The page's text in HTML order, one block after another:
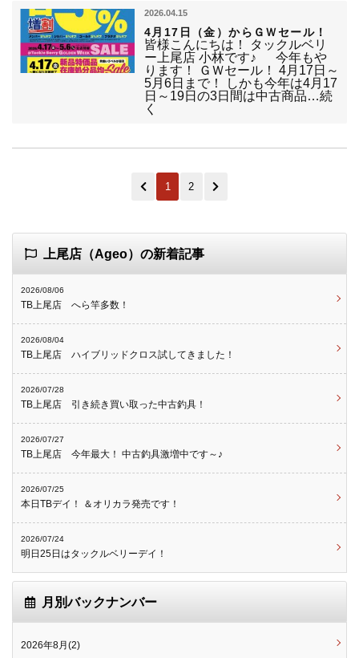
2026.04.15
4月17日（金）からＧＷセール！
皆様こんにちは！ タックルベリ
ー上尾店 小林です♪ 今年もや
ります！ ＧＷセール！ 4月17日～
5月6日まで！ しかも今年は4月17
日～19日の3日間は中古商品…続
く
1 2
上尾店（Ageo）の新着記事
2026/08/06
TB上尾店 へら竿多数！
2026/08/04
TB上尾店 ハイブリッドクロス試してきました！
2026/07/28
TB上尾店 引き続き買い取った中古釣具！
2026/07/27
TB上尾店 今年最大！ 中古釣具激増中です～♪
2026/07/25
本日TBデイ！ ＆オリカラ発売です！
2026/07/24
明日25日はタックルベリーデイ！
月別バックナンバー
2026年8月(2)